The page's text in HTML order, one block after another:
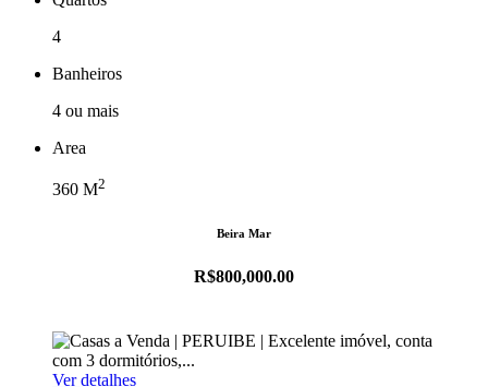
4
Banheiros
4 ou mais
Area
360 M2
Beira Mar
R$800,000.00
Ver detalhes